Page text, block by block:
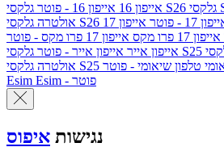
אייפון 16 אייפון 16 - פוטר גלקסי S26
אולטרה
17 - פוטר
אייפון 17
אייפון 17 פרו מקס
אייפון 17 פרו מקס - פוטר
אייפון אייר אייפון אייר - פוטר גלקסי S25
אולטרה
טלפון שיאומי - פוטר
Esim
Esim - פוטר
נגישות איפוס